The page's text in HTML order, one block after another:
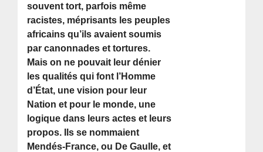
souvent tort, parfois même
racistes, méprisants les peuples
africains qu’ils avaient soumis
par canonnades et tortures.
Mais on ne pouvait leur dénier
les qualités qui font l’Homme
d’État, une vision pour leur
Nation et pour le monde, une
logique dans leurs actes et leurs
propos. Ils se nommaient
Mendés-France, ou De Gaulle, et